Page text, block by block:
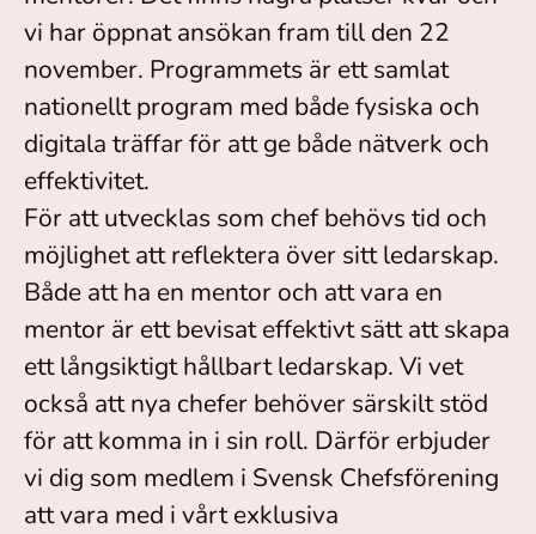
vi har öppnat ansökan fram till den 22
november. Programmets är ett samlat
nationellt program med både fysiska och
digitala träffar för att ge både nätverk och
effektivitet.
För att utvecklas som chef behövs tid och
möjlighet att reflektera över sitt ledarskap.
Både att ha en mentor och att vara en
mentor är ett bevisat effektivt sätt att skapa
ett långsiktigt hållbart ledarskap. Vi vet
också att nya chefer behöver särskilt stöd
för att komma in i sin roll. Därför erbjuder
vi dig som medlem i Svensk Chefsförening
att vara med i vårt exklusiva